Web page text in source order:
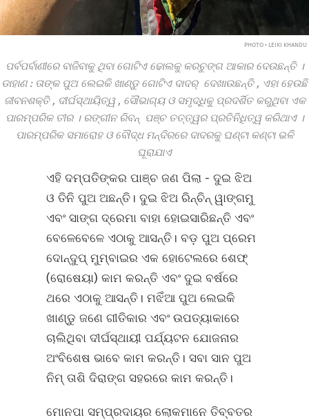
PHOTO • LEIKI KHANDU
ପର୍ବପର୍ବାଣୀରେ ବାଜିବାକୁ ଥିବା ଗୋଟିଏ ଢୋଲକୁ କରଚୁଙ୍ଗ ଆକାର ଦେଉଛନ୍ତି ।
ଡାହାଣ : ତାଙ୍କ ପୁଅ ଲେଇକି ଖାଣ୍ଡୁ ଗୋଟିଏ ଦାଦର୍ ଦେଖାଉଛନ୍ତି , ଏହା ହେଉଛି
ଜୀବନଶକ୍ତି , ଦୀର୍ଘସ୍ଥାୟିତ୍ୱ , ସୌଭାଗ୍ୟ ଓ ସମୃଦ୍ଧିକୁ ପ୍ରଦର୍ଶିତ କରୁଥିବା ଏକ
ପାରମ୍ପରିକ ତୀର । ରଙ୍ଗୀନ ରିବନ୍ ପଞ୍ଚ ତତ୍ତ୍ୱର ପ୍ରତିନିଧିତ୍ୱ କରିଥାଏ ।
ପାରମ୍ପରିକ ସମାରୋହ ଓବୌଦ୍ଧ ମନ୍ଦିରରେ ଦାଦରକୁ ଘଣ୍ଟା କଣ୍ଟା ଭଳି
ଘୂରାଯାଏ
ଏହି ଦମ୍ପତିଙ୍କର ପାଞ୍ଚ ଜଣ ପିଲା - ଦୁଇ ଝିଅ
ଓ ତିନି ପୁଅ ଅଛନ୍ତି। ଦୁଇ ଝିଅ ରିନ୍‌ଚିନ୍‌ ୱାଙ୍ଗମୁ
ଏବଂ ସାଙ୍ଗ ଦ୍ରେମା ବାହା ହୋଇସାରିଛନ୍ତି ଏବଂ
ବେଳେବେଳେ ଏଠାକୁ ଆସନ୍ତି। ବଡ଼ ପୁଅ ପ୍ରେମ
ଦୋନ୍ଦୁପ୍‌ ମୁମ୍ବାଇର ଏକ ହୋଟେଲରେ ଶେଫ୍‌
(ରୋଷେୟା) କାମ କରନ୍ତି ଏବଂ ଦୁଇ ବର୍ଷରେ
ଥରେ ଏଠାକୁ ଆସନ୍ତି। ମଝିଁଆ ପୁଅ ଲେଇକି
ଖାଣ୍ଡୁ ଜଣେ ଗୀତିକାର ଏବଂ ଉପତ୍ୟାକାରେ
ଚାଲିଥିବା ଦୀର୍ଘସ୍ଥାୟୀ ପର୍ଯ୍ୟଟନ ଯୋଜନାର
ଅଂବିଶେଷ ଭାବେ କାମ କରନ୍ତି। ସବା ସାନ ପୁଅ
ନିମ୍‌ ତାଶି ଦିରାଙ୍ଗ ସହରରେ କାମ କରନ୍ତି।
ମୋନପା ସମ୍ପ୍ରଦାୟର ଲୋକମାନେ ତିବ୍ବତର